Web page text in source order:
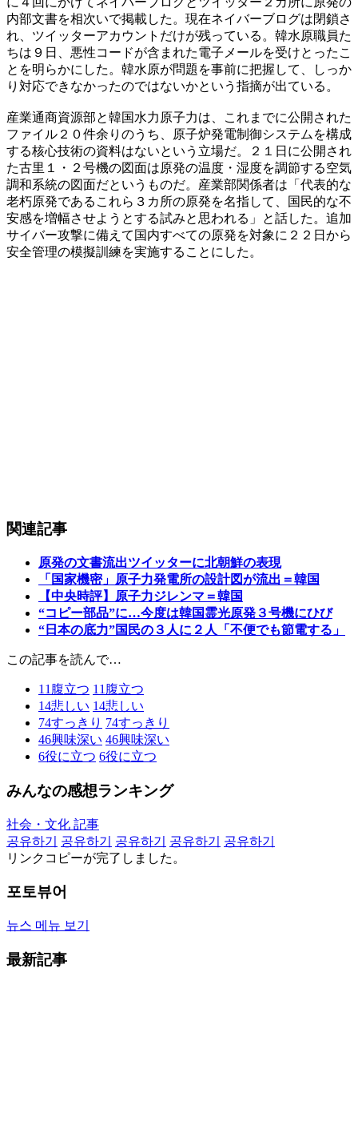
内部文書を相次いで掲載した。現在ネイバーブログは閉鎖さ
れ、ツイッターアカウントだけが残っている。韓水原職員た
ちは９日、悪性コードが含まれた電子メールを受けとったこ
とを明らかにした。韓水原が問題を事前に把握して、しっか
り対応できなかったのではないかという指摘が出ている。
産業通商資源部と韓国水力原子力は、これまでに公開された
ファイル２０件余りのうち、原子炉発電制御システムを構成
する核心技術の資料はないという立場だ。２１日に公開され
た古里１・２号機の図面は原発の温度・湿度を調節する空気
調和系統の図面だというものだ。産業部関係者は「代表的な
老朽原発であるこれら３カ所の原発を名指して、国民的な不
安感を増幅させようとする試みと思われる」と話した。追加
サイバー攻撃に備えて国内すべての原発を対象に２２日から
安全管理の模擬訓練を実施することにした。
関連記事
原発の文書流出ツイッターに北朝鮮の表現
「国家機密」原子力発電所の設計図が流出＝韓国
【中央時評】原子力ジレンマ＝韓国
“コピー部品”に…今度は韓国霊光原発３号機にひび
“日本の底力”国民の３人に２人「不便でも節電する」
この記事を読んで…
11 腹立つ 11 腹立つ
14悲しい 14悲しい
74すっきり 74すっきり
46興味深い 46興味深い
6役に立つ 6役に立つ
みんなの感想ランキング
社会・文化 記事
공유하기
공유하기 공유하기 공유하기
공유하기
リンクコピーが完了しました。
포토뷰어
뉴스 메뉴 보기
最新記事